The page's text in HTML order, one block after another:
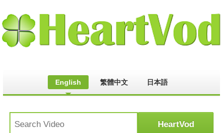
English 繁體中文 日本語